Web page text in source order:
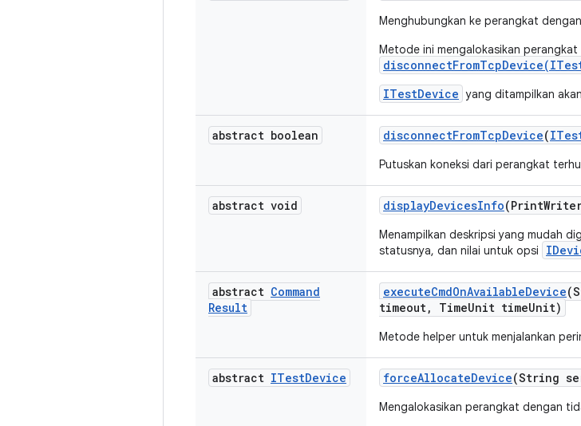
Menghubungkan ke perangkat
Metode ini mengalokasikan
ITestDevice yang ditampilkan
abstract boolean disconnectFromTcpDevice(
Putuskan koneksi dari perangkat
abstract void displayDevicesInfo(Print
Menampilkan deskripsi yang mudah
statusnya, dan nilai untuk opsi
abstract Command
Result
executeCmdOnAvailableDevice
timeout, TimeUnit timeUnit)
Metode helper untuk menjalankan
abstract ITestDevice forceAllocateDevice(String
Mengalokasikan perangkat dengan